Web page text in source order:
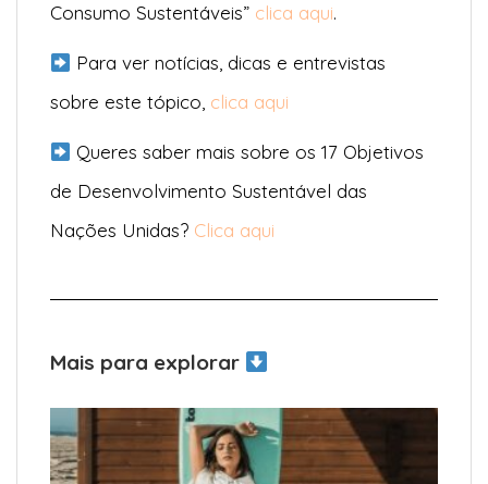
Consumo Sustentáveis” clica aqui.
Para ver notícias, dicas e entrevistas
sobre este tópico, clica aqui
Queres saber mais sobre os 17 Objetivos
de Desenvolvimento Sustentável das
Nações Unidas? Clica aqui
Mais para explorar